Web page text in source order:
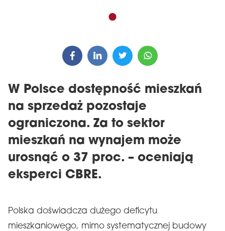
W Polsce dostępność mieszkań
na sprzedaż pozostaje
ograniczona. Za to sektor
mieszkań na wynajem może
urosnąć o 37 proc. – oceniają
eksperci CBRE.
Polska doświadcza dużego deficytu
mieszkaniowego, mimo systematycznej budowy